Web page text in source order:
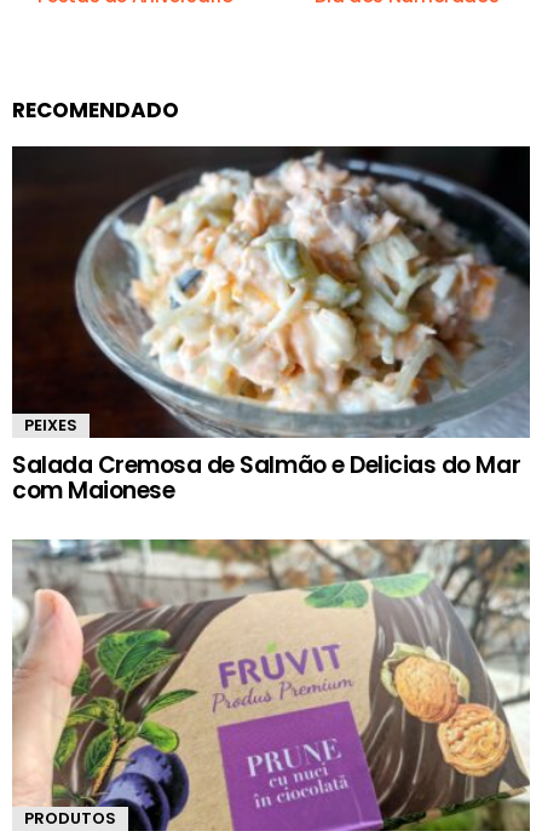
RECOMENDADO
PEIXES
Salada Cremosa de Salmão e Delicias do Mar
com Maionese
PRODUTOS